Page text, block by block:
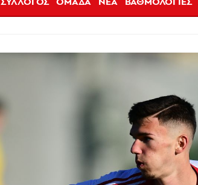
ΣΥΛΛΟΓΟΣ ΟΜΑΔΑ ΝΕΑ ΒΑΘΜΟΛΟΓΙΕΣ